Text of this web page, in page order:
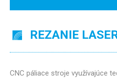
REZANIE
CNC páliace stroje využívajúce